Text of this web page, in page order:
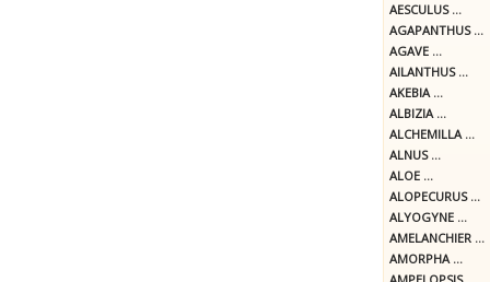
AESCULUS ...
AGAPANTHUS ...
AGAVE ...
AILANTHUS ...
AKEBIA ...
ALBIZIA ...
ALCHEMILLA ...
ALNUS ...
ALOE ...
ALOPECURUS ...
ALYOGYNE ...
AMELANCHIER ...
AMORPHA ...